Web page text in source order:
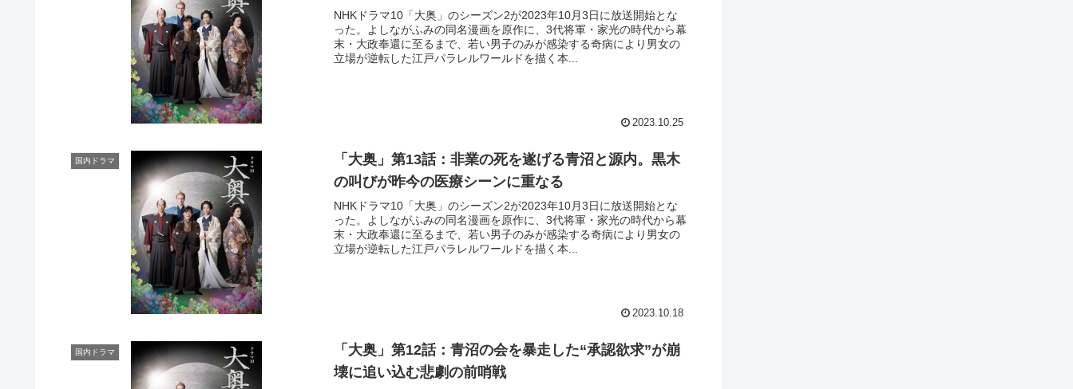
NHKドラマ10「大奥」のシーズン2が2023年10月3日に放送開始とな
った。よしながふみの同名漫画を原作に、3代将軍・家光の時代から幕
末・大政奉還に至るまで、若い男子のみが感染する奇病により男女の
立場が逆転した江戸パラレルワールドを描く本...
2023.10.25
国内ドラマ
「大奥」第13話：非業の死を遂げる青沼と源内。黒木
の叫びが昨今の医療シーンに重なる
NHKドラマ10「大奥」のシーズン2が2023年10月3日に放送開始とな
った。よしながふみの同名漫画を原作に、3代将軍・家光の時代から幕
末・大政奉還に至るまで、若い男子のみが感染する奇病により男女の
立場が逆転した江戸パラレルワールドを描く本...
2023.10.18
国内ドラマ
「大奥」第12話：青沼の会を暴走した“承認欲求”が崩
壊に追い込む悲劇の前哨戦